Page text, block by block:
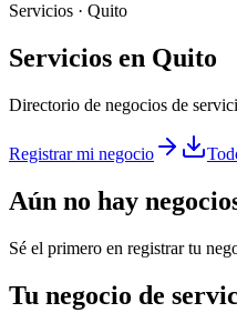
Servicios · Quito
Servicios en Quito
Directorio de negocios de
Registrar mi negocio
Aún no hay
Sé el primero en registrar tu
Tu negocio de